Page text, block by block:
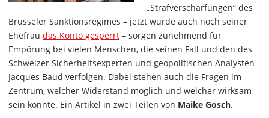
„Strafverschärfungen“ des
Brüsseler Sanktionsregimes – jetzt wurde auch noch seiner
Ehefrau das Konto gesperrt – sorgen zunehmend für
Empörung bei vielen Menschen, die seinen Fall und den des
Schweizer Sicherheitsexperten und geopolitischen Analysten
Jacques Baud verfolgen. Dabei stehen auch die Fragen im
Zentrum, welcher Widerstand möglich und welcher wirksam
sein könnte. Ein Artikel in zwei Teilen von Maike Gosch.